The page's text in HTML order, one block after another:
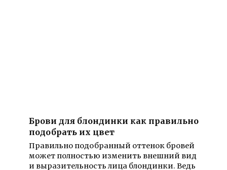
Брови для блондинки как правильно
подобрать их цвет
Правильно подобранный оттенок бровей
может полностью изменить внешний вид
и выразительность лица блондинки. Ведь